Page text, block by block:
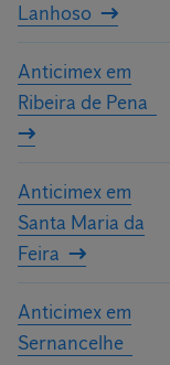
Lanhoso
Anticimex em
Ribeira de Pena
Anticimex em
Santa Maria da
Feira
Anticimex em
Sernancelhe